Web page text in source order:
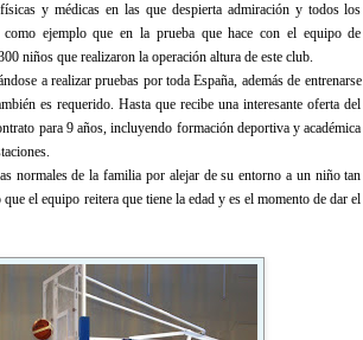
y médicas en las que despierta admiración y todos los
ejemplo que en la prueba que hace con el equipo de
niños que realizaron la operación altura de este club.
a realizar pruebas por toda España, además de entrenarse
es requerido. Hasta que recibe una interesante oferta del
para 9 años, incluyendo formación deportiva y académica
normales de la familia por alejar de su entorno a un niño tan
el equipo reitera que tiene la edad y es el momento de dar el